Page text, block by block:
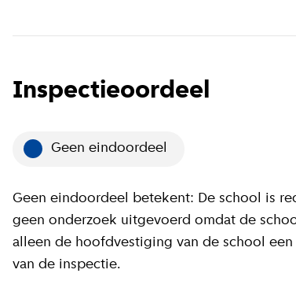
Inspectieoordeel
Geen eindoordeel
Geen eindoordeel betekent: De school is
geen onderzoek uitgevoerd omdat de
alleen de hoofdvestiging van de school
van de inspectie.